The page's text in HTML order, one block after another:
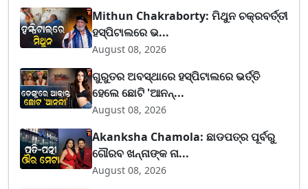
Mithun Chakraborty: ମିଥୁନ ଚକ୍ରବର୍ତ୍ତୀ
ହସ୍ପିଟାଲରେ ଭ...
August 08, 2026
ଗୁରୁତର ଅବସ୍ଥାରେ ହସ୍ପିଟାଲରେ ଭର୍ତ୍ତି
ହେଲେ ଛୋଟି 'ଆନନ୍...
August 08, 2026
Akanksha Chamola: ଛାଡପତ୍ର ପୂର୍ବରୁ
ଗୌରବ ଖନ୍ନାଙ୍କ ନା...
August 08, 2026